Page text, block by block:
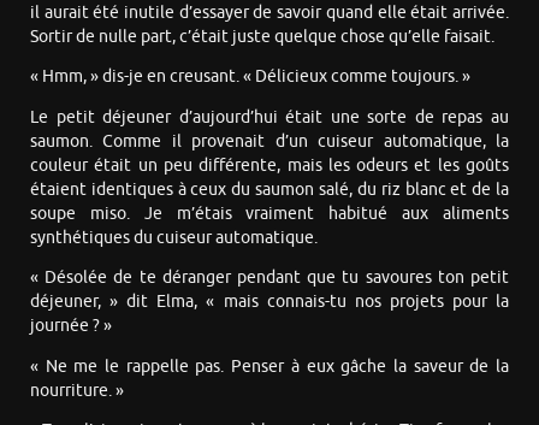
il aurait été inutile d’essayer de savoir quand elle était arrivée.
Sortir de nulle part, c’était juste quelque chose qu’elle faisait.
« Hmm, » dis-je en creusant. « Délicieux comme toujours. »
Le petit déjeuner d’aujourd’hui était une sorte de repas au
saumon. Comme il provenait d’un cuiseur automatique, la
couleur était un peu différente, mais les odeurs et les goûts
étaient identiques à ceux du saumon salé, du riz blanc et de la
soupe miso. Je m’étais vraiment habitué aux aliments
synthétiques du cuiseur automatique.
« Désolée de te déranger pendant que tu savoures ton petit
déjeuner, » dit Elma, « mais connais-tu nos projets pour la
journée ? »
« Ne me le rappelle pas. Penser à eux gâche la saveur de la
nourriture. »